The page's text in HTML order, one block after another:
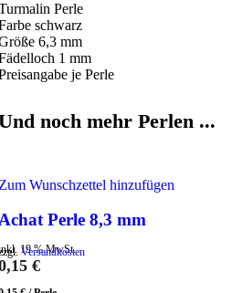
Perle
schwarz
6,3 mm
1 mm
je Perle
noch mehr Perlen ...
Wunschzettel hinzufügen
Perle 8,3 mm
19 % MwSt.
Versandkosten
€